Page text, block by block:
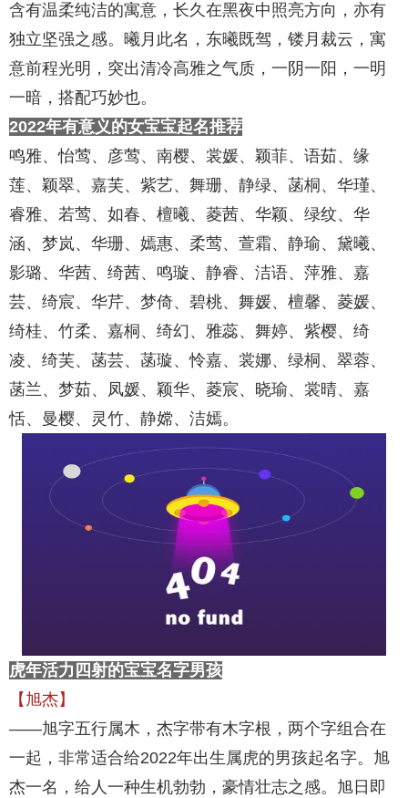
含有温柔纯洁的寓意，长久在黑夜中照亮方向，亦有
独立坚强之感。曦月此名，东曦既驾，镂月裁云，寓
意前程光明，突出清冷高雅之气质，一阴一阳，一明
一暗，搭配巧妙也。
2022年有意义的女宝宝起名推荐
鸣雅、怡莺、彦莺、南樱、裳媛、颖菲、语茹、缘
莲、颖翠、嘉芙、紫艺、舞珊、静绿、菡桐、华瑾、
睿雅、若莺、如春、檀曦、菱茜、华颖、绿纹、华
涵、梦岚、华珊、嫣惠、柔莺、萱霜、静瑜、黛曦、
影璐、华茜、绮茜、鸣璇、静睿、洁语、萍雅、嘉
芸、绮宸、华芹、梦倚、碧桃、舞媛、檀馨、菱媛、
绮桂、竹柔、嘉桐、绮幻、雅蕊、舞婷、紫樱、绮
凌、绮芙、菡芸、菡璇、怜嘉、裳娜、绿桐、翠蓉、
菡兰、梦茹、凤媛、颖华、菱宸、晓瑜、裳晴、嘉
恬、曼樱、灵竹、静嫦、洁嫣。
虎年活力四射的宝宝名字男孩
【旭杰】
——旭字五行属木，杰字带有木字根，两个字组合在
一起，非常适合给2022年出生属虎的男孩起名字。旭
杰一名，给人一种生机勃勃，豪情壮志之感。旭日即